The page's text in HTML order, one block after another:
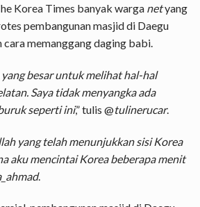
Korea Times banyak warga netyang
pembangunan masjid di Daegu
cara memanggang daging babi.
yang besar untuk melihat hal-hal
Saya tidak menyangka ada
seperti ini,” tulis @tulinerucar.
yang telah menunjukkan sisi Korea
aku mencintai Korea beberapa menit
.